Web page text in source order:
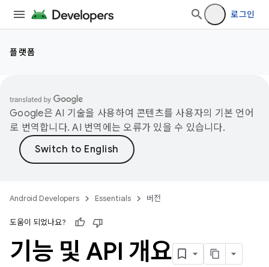
로그인
플랫폼
Google은 AI 기술을 사용하여 콘텐츠를 사용자의 기본 언어
로 번역합니다. AI 번역에는 오류가 있을 수 있습니다.
Android Developers Essentials 버전
도움이 되었나요?
기능 및 API 개요